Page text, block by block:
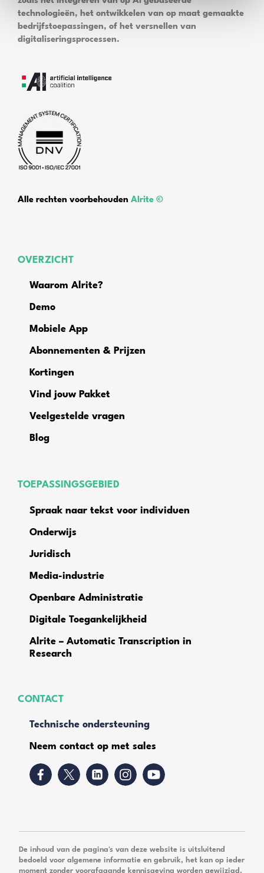
technologieën, het ontwikkelen van op maat gemaakte
bedrijfstoepassingen, of het versnellen van
digitaliseringsprocessen.
Alle rechten voorbehouden Alrite ©
OVERZICHT
Waarom Alrite?
Demo
Mobiele App
Abonnementen & Prijzen
Kortingen
Vind jouw Pakket
Veelgestelde vragen
Blog
TOEPASSINGSGEBIED
Spraak naar tekst voor individuen
Onderwijs
Juridisch
Media-industrie
Openbare Administratie
Digitale Toegankelijkheid
Alrite – Automatic Transcription in
Research
CONTACT
Technische ondersteuning
Neem contact op met sales
De inhoud van de pagina's van deze website is uitsluitend
bedoeld voor algemene informatie en gebruik, het kan op ieder
moment zonder voorafgaande kennisgeving worden gewijzigd.